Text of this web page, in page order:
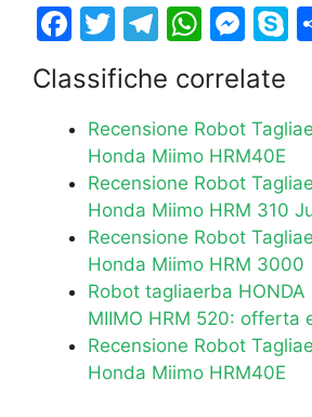
F
c
e
b
o
o
k
T
w
itt
er
T
e
gr
a
m
W
at
s
A
p
p
M
s
s
e
n
g
er
S
p
Classifiche correlate
Recensione Robot
Honda Miimo HRM40E
Recensione Robot
Honda Miimo HRM 310
Recensione Robot
Honda Miimo HRM 3000
Robot tagliaerba HONDA
MIIMO HRM 520: offerta
Recensione Robot
Honda Miimo HRM40E